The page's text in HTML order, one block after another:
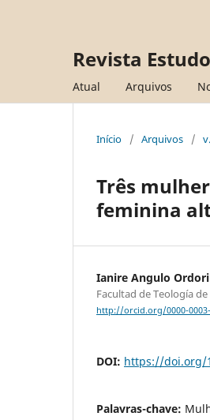
Revista
Atual Arquivos
Início / Arquivos /
Três
feminina
Ianire Angulo
Facultad de Teología
http://orcid.org/0000-0003-
DOI: https://doi.org/
Palavras-chave: